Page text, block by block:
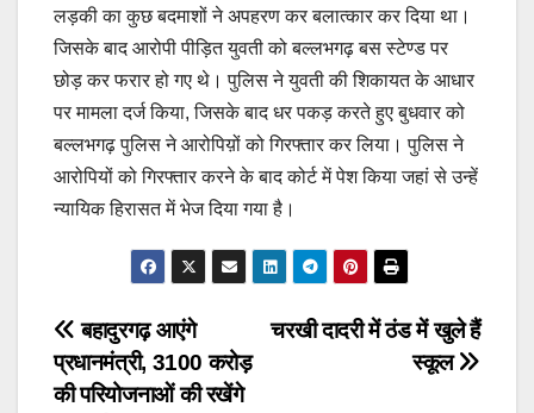
लड़की का कुछ बदमाशों ने अपहरण कर बलात्कार कर दिया था।
जिसके बाद आरोपी पीड़ित युवती को बल्लभगढ़ बस स्टेण्ड पर
छोड़ कर फरार हो गए थे। पुलिस ने युवती की शिकायत के आधार
पर मामला दर्ज किया, जिसके बाद धर पकड़ करते हुए बुधवार को
बल्लभगढ़ पुलिस ने आरोपिय़ों को गिरफ्तार कर लिया। पुलिस ने
आरोपियों को गिरफ्तार करने के बाद कोर्ट में पेश किया जहां से उन्हें
न्यायिक हिरासत में भेज दिया गया है।
Post
navigation
चरखी दादरी में ठंड में खुले हैं
स्कूल
बहादुरगढ़ आएंगे
प्रधानमंत्री, 3100 करोड़
की परियोजनाओं की रखेंगे